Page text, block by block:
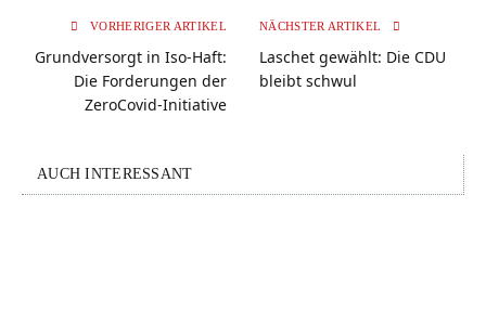
VORHERIGER ARTIKEL
Grundversorgt in Iso-Haft:
Die Forderungen der
ZeroCovid-Initiative
NÄCHSTER ARTIKEL
Laschet gewählt: Die CDU
bleibt schwul
AUCH INTERESSANT